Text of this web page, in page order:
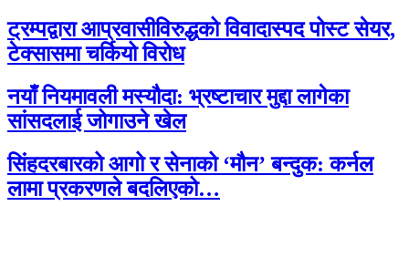
ट्रम्पद्वारा आप्रवासीविरुद्धको विवादास्पद पोस्ट सेयर,
टेक्सासमा चर्कियो विरोध
नयाँ नियमावली मस्यौदा: भ्रष्टाचार मुद्दा लागेका
सांसदलाई जोगाउने खेल
सिंहदरबारको आगो र सेनाको ‘मौन’ बन्दुक: कर्नल
लामा प्रकरणले बदलिएको…